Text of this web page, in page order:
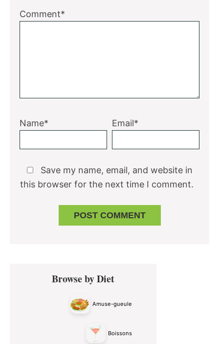
Comment*
Name* Email*
Save my name, email, and website in
this browser for the next time I comment.
Primary
SidebarBrowse by Diet
Amuse-gueule
Boissons